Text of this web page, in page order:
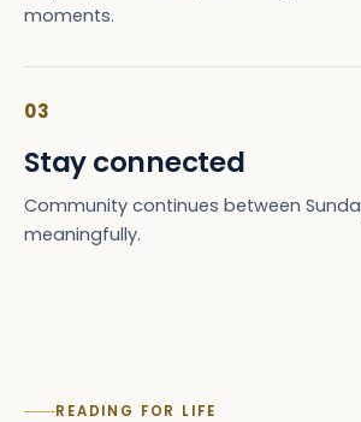
moments.
03
Stay connected
Community continues between
meaningfully.
READING FOR LIFE